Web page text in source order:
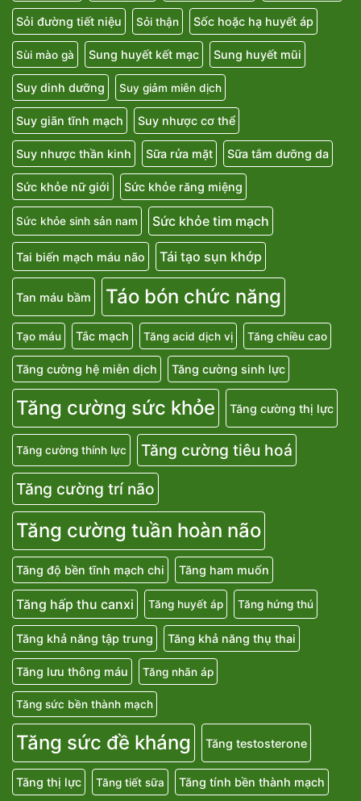
Sỏi đường tiết niệu Sỏi thận Sốc hoặc hạ huyết áp
Sùi mào gà Sung huyết kết mạc Sung huyết mũi
Suy dinh dưỡng Suy giảm miễn dịch
Suy giãn tĩnh mạch Suy nhược cơ thể
Suy nhược thần kinh Sữa rửa mặt Sữa tắm dưỡng da
Sức khỏe nữ giới Sức khỏe răng miệng
Sức khỏe sinh sản nam Sức khỏe tim mạch
Tai biến mạch máu não Tái tạo sụn khớp
Tan máu bầm Táo bón chức năng
Tạo máu Tắc mạch Tăng acid dịch vị Tăng chiều cao
Tăng cường hệ miễn dịch Tăng cường sinh lực
Tăng cường sức khỏe Tăng cường thị lực
Tăng cường thính lực
Tăng cường tiêu hoá
Tăng cường trí não
Tăng cường tuần hoàn não
Tăng độ bền tĩnh mạch chi Tăng ham muốn
Tăng hấp thu canxi Tăng huyết áp Tăng hứng thú
Tăng khả năng tập trung Tăng khả năng thụ thai
Tăng lưu thông máu Tăng nhãn áp
Tăng sức bền thành mạch
Tăng sức đề kháng Tăng testosterone
Tăng thị lực Tăng tiết sữa Tăng tính bền thành mạch